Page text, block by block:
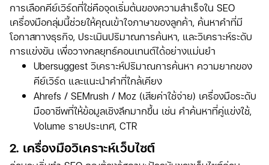
การเลือกคีย์เวิร์ดที่ใช่คือจุดเริ่มต้นของความสำเร็จใน SEO
เครื่องมือกลุ่มนี้ช่วยให้คุณเข้าใจภาษาของลูกค้า, ค้นหาคำที่มี
โอกาสทางธุรกิจ, ประเมินปริมาณการค้นหา, และวิเคราะห์ระดับ
การแข่งขัน เพื่อวางกลยุทธ์คอนเทนต์ได้อย่างแม่นยำ
Ubersuggest วิเคราะห์ปริมาณการค้นหา ความยากของ
คีย์เวิร์ด และแนะนำคำที่ใกล้เคียง
Ahrefs / SEMrush / Moz (เสียค่าใช้จ่าย) เครื่องมือระดับ
มืออาชีพที่ให้ข้อมูลเชิงลึกมากขึ้น เช่น คำค้นหาที่คู่แข่งใช้,
Volume รายประเทศ, CTR
2. เครื่องมือวิเคราะห์เว็บไซต์